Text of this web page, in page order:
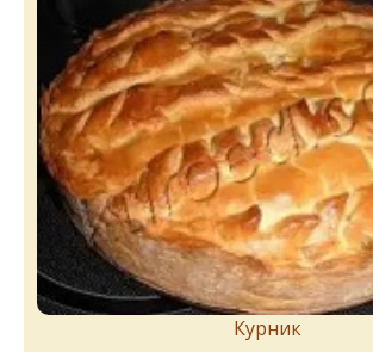
Курник